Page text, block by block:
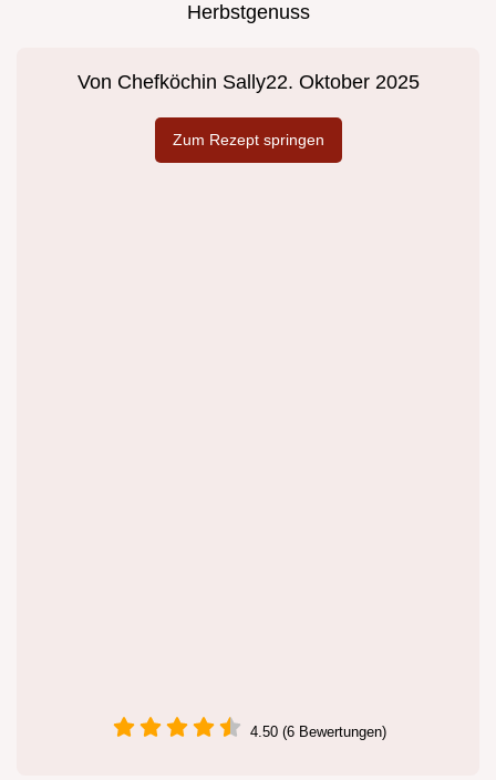
Herbstgenuss
Von Chefköchin Sally22. Oktober 2025
Zum Rezept springen
4.50 (6 Bewertungen)